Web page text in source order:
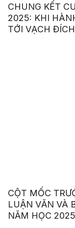
CHUNG KẾT
2025: KHI
TỚI VẠCH ĐÍCH
CỘT MỐC
LUẬN VĂN VÀ
NĂM HỌC